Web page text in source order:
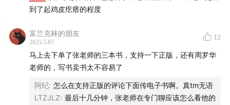
到的钱是否能转化为实际的现金流。如果利润高但经营活动
同时，企业有足够的利润但现金流量不多，可能是预收款
多、对供应商欠款多等原因造成的财务状况。
营聚焦度？
通过查看资产负债表，计算总资产周转率，对比总资产规模
到了起鸡皮疙瘩的程度
富兰克林的朋友
2025.5.07
12
马上去下单了张老师的三本书，支持一下正版，还有周罗华
老师的，写书卖书太不容易了
阿纪: 怎么在支持正版的评论下面传电子书啊。真tm无语
LTZJLZ: 最后十几分钟，张老师在专门聊应该怎么看他的